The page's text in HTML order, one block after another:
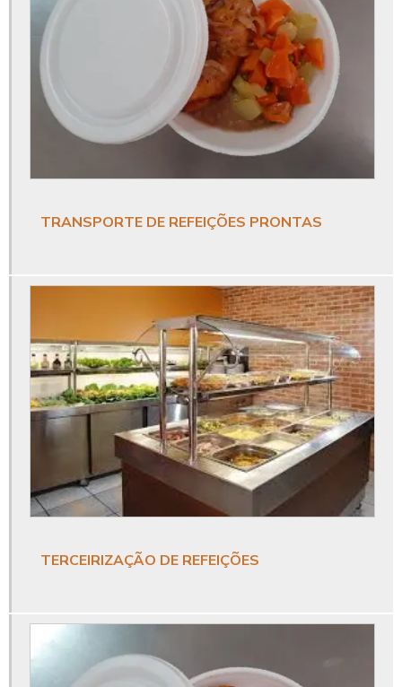
Almoço empresas restaurante
Almoço servido na empresa
Buffet corporativo
Buffet empresarial
Buffet para coffee break
Buffet para evento corporativo
Buffet para eventos empresa
Buffet para eventos empresariais
Buffet para festa empresarial
Catering corporativo
Catering para eventos corporativos
Coffee break empresarial
TRANSPORTE DE REFEIÇÕES PRONTAS
TERCEIRIZAÇÃO DE REFEIÇÕES